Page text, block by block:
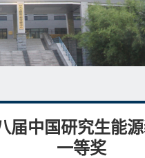
届中国研究生能
一等奖